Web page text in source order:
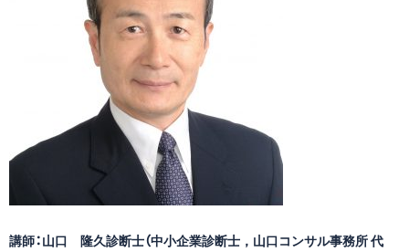
講師：山口 隆久診断士（中小企業診断士，山口コンサル事務所 代